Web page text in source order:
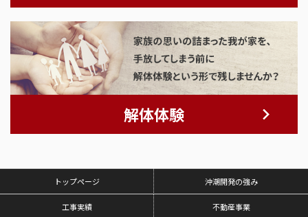
解体体験
トップページ 沖潮開発の強み
工事実績 不動産事業